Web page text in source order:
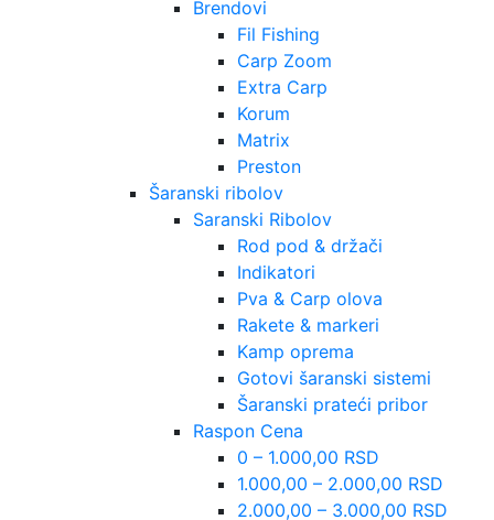
Brendovi
Fil Fishing
Carp Zoom
Extra Carp
Korum
Matrix
Preston
Šaranski ribolov
Saranski Ribolov
Rod pod & držači
Indikatori
Pva & Carp olova
Rakete & markeri
Kamp oprema
Gotovi šaranski sistemi
Šaranski prateći pribor
Raspon Cena
0 – 1.000,00 RSD
1.000,00 – 2.000,00 RSD
2.000,00 – 3.000,00 RSD